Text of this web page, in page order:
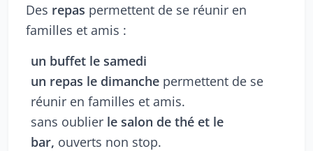
Des repas permettent de se réunir en
familles et amis :
un buffet le samedi
un repas le dimanche permettent de se
réunir en familles et amis.
sans oublier le salon de thé et le
bar, ouverts non stop.